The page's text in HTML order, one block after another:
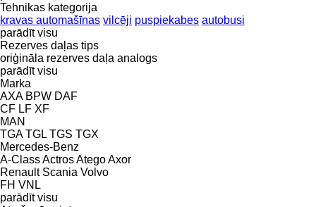
Tehnikas kategorija
kravas automašīnas vilcēji puspiekabes autobusi
parādīt visu
Rezerves daļas tips
oriģināla rezerves daļa analogs
parādīt visu
Marka
AXA BPW DAF
CF LF XF
MAN
TGA TGL TGS TGX
Mercedes-Benz
A-ClassActrosAtegoAxor
Renault Scania Volvo
FH VNL
parādīt visu